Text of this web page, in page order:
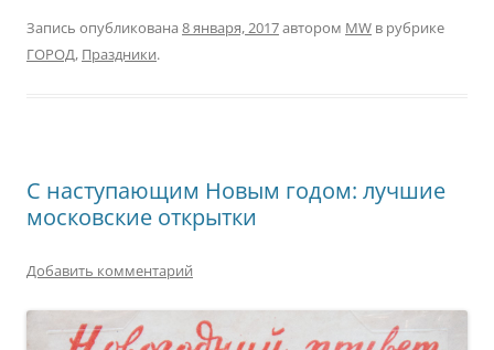
Запись опубликована 8 января, 2017автором MW в рубрике
ГОРОД, Праздники.
С наступающим Новым годом: лучшие
московские открытки
Добавить комментарий